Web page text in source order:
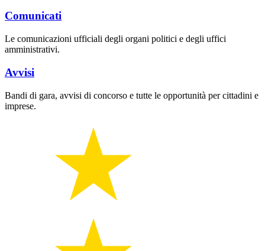
Comunicati
Le comunicazioni ufficiali degli organi politici e degli uffici
amministrativi.
Avvisi
Bandi di gara, avvisi di concorso e tutte le opportunità per cittadini e
imprese.